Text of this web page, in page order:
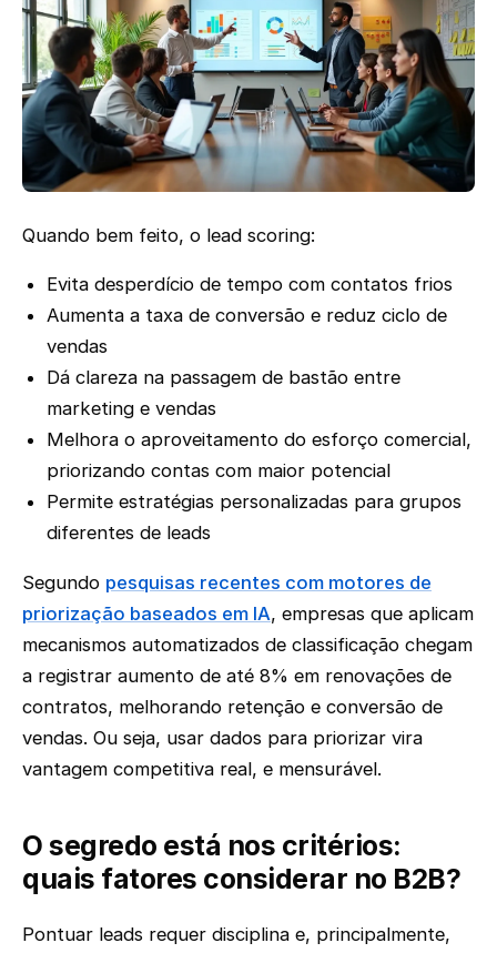
Quando bem feito, o lead scoring:
Evita desperdício de tempo com contatos frios
Aumenta a taxa de conversão e reduz ciclo de
vendas
Dá clareza na passagem de bastão entre
marketing e vendas
Melhora o aproveitamento do esforço comercial,
priorizando contas com maior potencial
Permite estratégias personalizadas para grupos
diferentes de leads
Segundo pesquisas recentes com motores de
priorização baseados em IA, empresas que aplicam
mecanismos automatizados de classificação chegam
a registrar aumento de até 8% em renovações de
contratos, melhorando retenção e conversão de
vendas. Ou seja, usar dados para priorizar vira
vantagem competitiva real, e mensurável.
O segredo está nos critérios:
quais fatores considerar no B2B?
Pontuar leads requer disciplina e, principalmente,